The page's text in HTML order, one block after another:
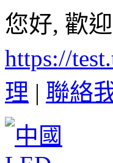
您好, 歡
https://
理 | 聯絡